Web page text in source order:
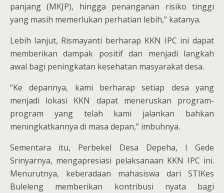
panjang (MKJP), hingga penanganan risiko tinggi
yang masih memerlukan perhatian lebih,” katanya.
Lebih lanjut, Rismayanti berharap KKN IPC ini dapat
memberikan dampak positif dan menjadi langkah
awal bagi peningkatan kesehatan masyarakat desa.
“Ke depannya, kami berharap setiap desa yang
menjadi lokasi KKN dapat meneruskan program-
program yang telah kami jalankan bahkan
meningkatkannya di masa depan,” imbuhnya.
Sementara itu, Perbekel Desa Depeha, I Gede
Srinyarnya, mengapresiasi pelaksanaan KKN IPC ini.
Menurutnya, keberadaan mahasiswa dari STIKes
Buleleng memberikan kontribusi nyata bagi